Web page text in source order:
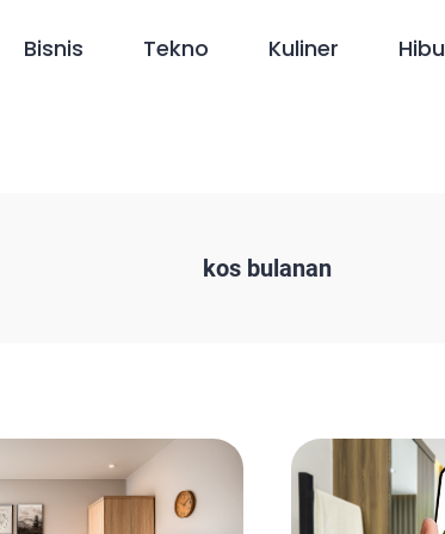
Bisnis Tekno Kuliner
kos bulanan